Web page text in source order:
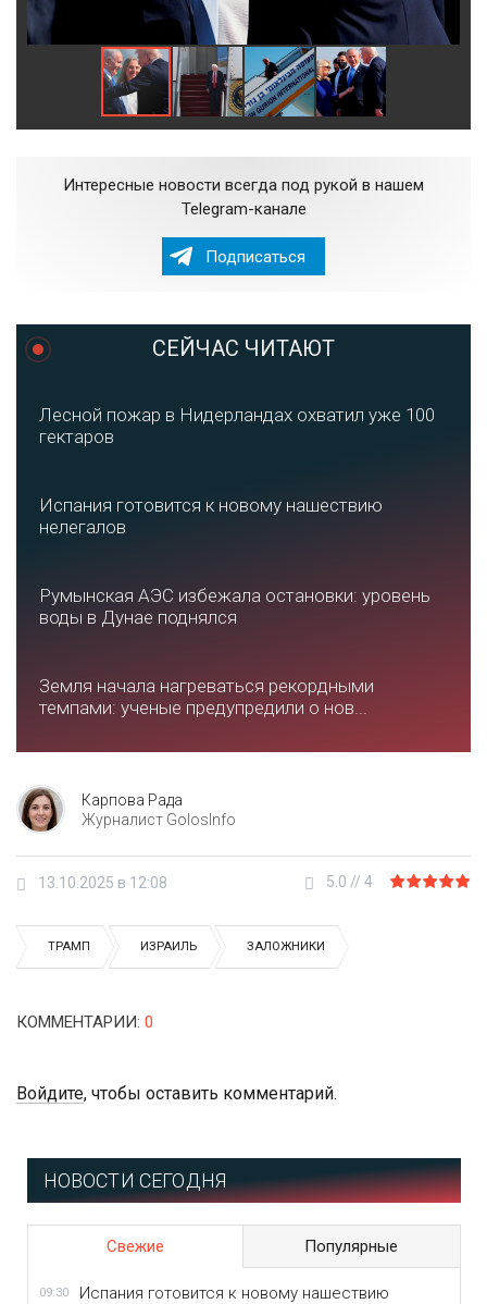
Интересные новости всегда под рукой в нашем
Telegram-канале
Подписаться
СЕЙЧАС ЧИТАЮТ
Лесной пожар в Нидерландах охватил уже 100
гектаров
Испания готовится к новому нашествию
нелегалов
Румынская АЭС избежала остановки: уровень
воды в Дунае поднялся
Земля начала нагреваться рекордными
темпами: ученые предупредили о нов...
Карпова Рада
Журналист GolosInfo
13.10.2025 в 12:08 5.0 // 4
ТРАМП ИЗРАИЛЬ ЗАЛОЖНИКИ
КОММЕНТАРИИ: 0
Войдите, чтобы оставить комментарий.
НОВОСТИ СЕГОДНЯ
Свежие Популярные
09:30
Испания готовится к новому нашествию